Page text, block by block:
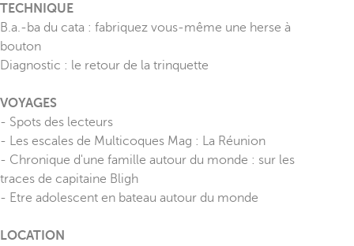
TECHNIQUE
B.a.-ba du cata : fabriquez vous-même une herse à
bouton
Diagnostic : le retour de la trinquette
VOYAGES
- Spots des lecteurs
- Les escales de Multicoques Mag : La Réunion
- Chronique d'une famille autour du monde : sur les
traces de capitaine Bligh
- Etre adolescent en bateau autour du monde
LOCATION